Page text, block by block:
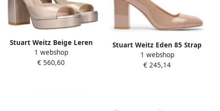
Stuart Weitz Beige Leren
Plateau Schoenen
1 webshop
€ 560,60
Stuart Weitz Eden 85 Strap
Pump
1 webshop
€ 245,14